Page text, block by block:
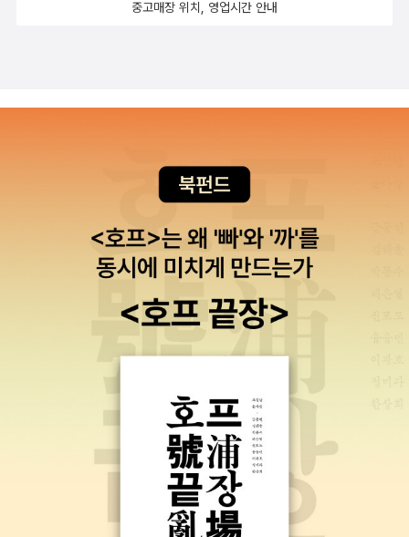
은 성의 사나이>이다. 시즌1만 몇 편 본 듯. 드라마 특유의 질질
나치와 일본이 세상을 양분하여 시베리아와 남미 오지 일부만이
로 흡수된 모양. 게다가 나치와 일본 또한 분위기가 쎄한게 오래
지 않아 최종전쟁을 벌일 느낌.인간으로서 지켜야 할 도덕과 윤리
니 그야말로 이판사판인 총력전의 끝장을 보여주었다. 기술이 급
신 병기조차 얼마되지 않아 금방 쓸모없는 구식으로 전락했다. 그
경쟁에서 이기지 못하는 쪽이 도태되고 멸망하는 싸움이었다. 폴
란드 전역의 주역이었던 1호 전차는 전쟁 말기에 오면 그보다 10
배는 더 무겁고 강력한 티거-II라는 괴물 전차로 바뀌었고 복엽기
는 제트 전투기가 되었으며 초보적인 탄도 미사일이 등장했다. 오
늘날 우리가 사용하는 무기 대부분은 제2차 세계대전 시절의 발
전형이라고 할 수 있다. 그리고 마지막에는 화력 무기의 끝판왕이
중고매장 위치, 영업시간 안내